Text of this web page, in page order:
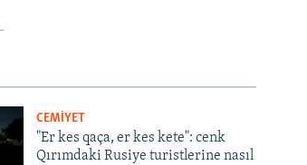
CEMİYET
"Er kes qaça, er kes kete": cenk
Qırımdaki Rusiye turistlerine nasıl